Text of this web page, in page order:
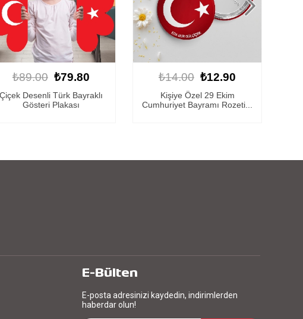
₺14.00 ₺12.90
Kişiye Özel 29 Ekim
Cumhuriyet Bayramı Rozeti...
₺14.00 ₺12.90
Kişiye Özel 29 Ekim
Cumhuriyet Bayramı Rozeti...
E-Bülten
E-posta adresinizi kaydedin, indirimlerden
haberdar olun!